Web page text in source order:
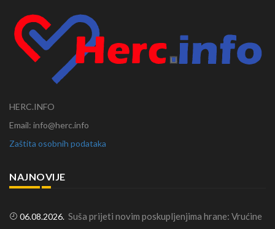
HERC.INFO
Email: info@herc.info
Zaštita osobnih podataka
NAJNOVIJE
06.08.2026. Suša prijeti novim poskupljenjima hrane: Vrućine